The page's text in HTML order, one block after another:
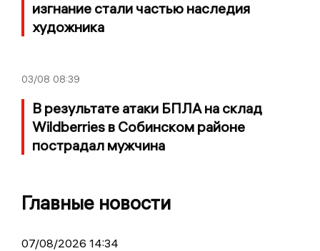
изгнание стали частью наследия
художника
03/08 08:39
В результате атаки БПЛА на склад
Wildberries в Собинском районе
пострадал мужчина
Главные новости
07/08/2026 14:34